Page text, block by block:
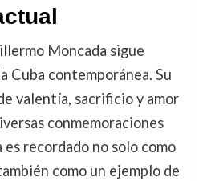
Moncada sigue
Cuba contemporánea. Su
valentía, sacrificio y amor
conmemoraciones
recordado no solo como
como un ejemplo de